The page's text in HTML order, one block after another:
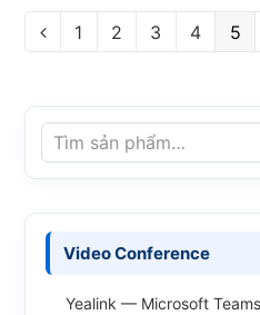
1 2 3 4 5
Video Conference
Yealink — Microsoft Teams